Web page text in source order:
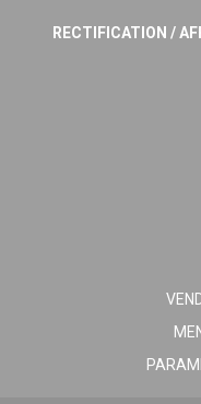
RECTIFICATION /